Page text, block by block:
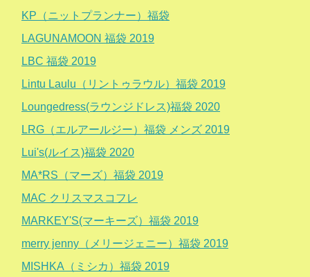
KP（ニットプランナー）福袋
LAGUNAMOON 福袋 2019
LBC 福袋 2019
Lintu Laulu（リントゥラウル）福袋 2019
Loungedress(ラウンジドレス)福袋 2020
LRG（エルアールジー）福袋 メンズ 2019
Lui's(ルイス)福袋 2020
MA*RS（マーズ）福袋 2019
MAC クリスマスコフレ
MARKEY'S(マーキーズ）福袋 2019
merry jenny（メリージェニー）福袋 2019
MISHKA（ミシカ）福袋 2019